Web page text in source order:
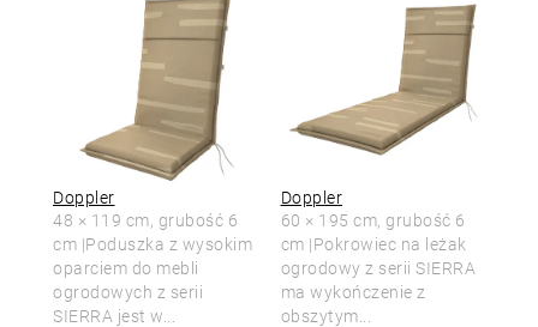
Doppler
48 × 119 cm, grubość 6
cm |Poduszka z wysokim
oparciem do mebli
ogrodowych z serii
SIERRA jest w...
Doppler
60 × 195 cm, grubość 6
cm |Pokrowiec na leżak
ogrodowy z serii SIERRA
ma wykończenie z
obszytym...